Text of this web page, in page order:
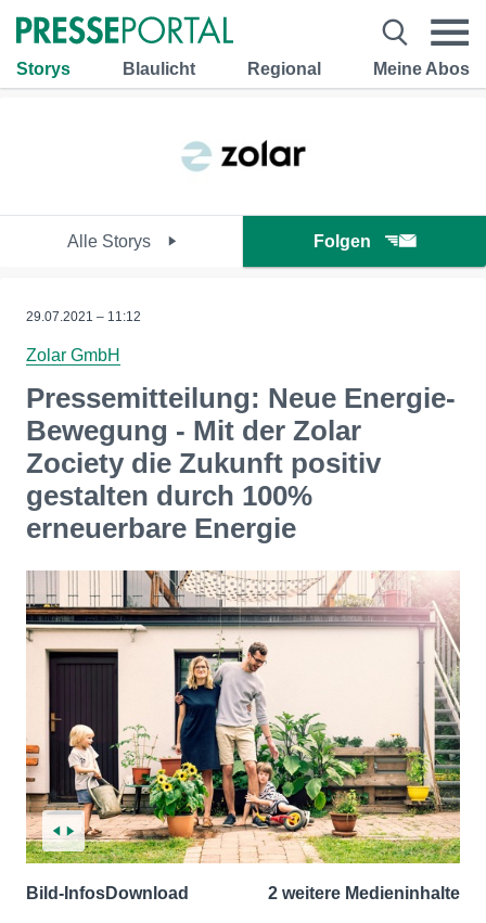
Storys Blaulicht Regional Meine Abos
Alle Storys Folgen
29.07.2021 – 11:12
Zolar GmbH
Pressemitteilung: Neue Energie-
Bewegung - Mit der Zolar
Zociety die Zukunft positiv
gestalten durch 100%
erneuerbare Energie
Bild-InfosDownload 2 weitere Medieninhalte